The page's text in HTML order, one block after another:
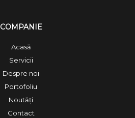
COMPANIE
Acasă
Servicii
Despre noi
Portofoliu
Noutăți
Contact